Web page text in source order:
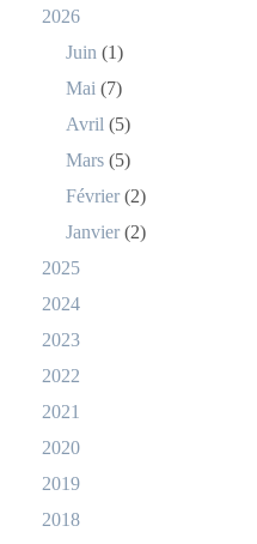
2026
Juin (1)
Mai (7)
Avril (5)
Mars (5)
Février (2)
Janvier (2)
2025
2024
2023
2022
2021
2020
2019
2018